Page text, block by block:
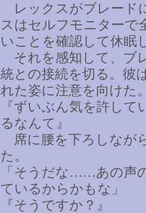
レックスがブレード
スはセルフモニターで
いことを確認して休眠
それを感知して、ブ
統との接続を切る。彼
れた姿に注意を向けた
『ずいぶん気を許し
るなんて』
席に腰を下ろしなが
た。
「そうだな ……あの声
ているからかもな」
『そうですか？』